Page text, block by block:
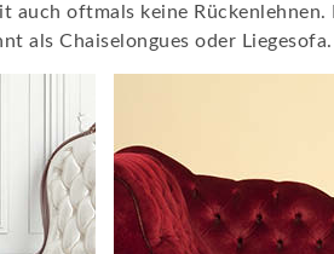
auch oftmals keine
als Chaiselongues oder Liegesofa.